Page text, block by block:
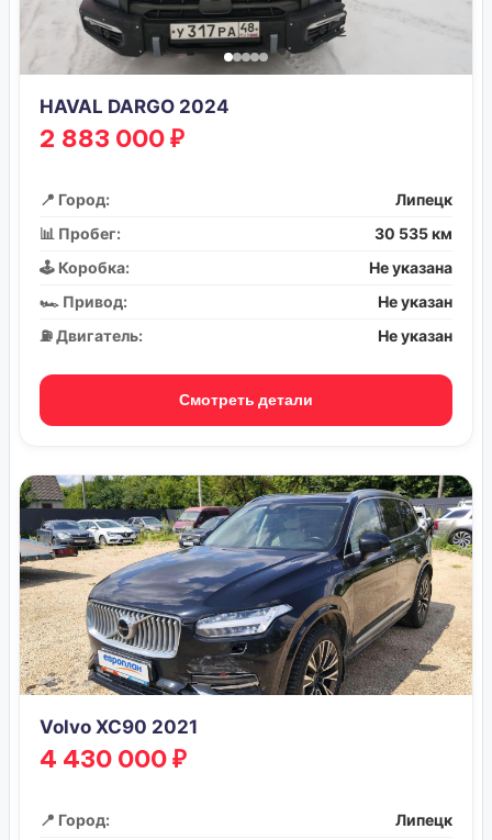
HAVAL DARGO 2024
2 883 000 ₽
📍 Город:
Липецк
📊 Пробег:
30 535 км
🕹️ Коробка:
Не указана
🏎️ Привод:
Не указан
⛽ Двигатель:
Не указан
Смотреть детали
Volvo XC90 2021
4 430 000 ₽
📍 Город:
Липецк